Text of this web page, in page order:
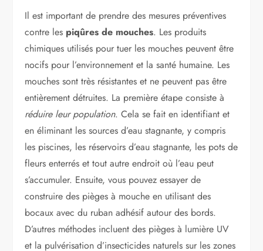
Il est important de prendre des mesures préventives
contre les piqûres de mouches. Les produits
chimiques utilisés pour tuer les mouches peuvent être
nocifs pour l’environnement et la santé humaine. Les
mouches sont très résistantes et ne peuvent pas être
entièrement détruites. La première étape consiste à
réduire leur population. Cela se fait en identifiant et
en éliminant les sources d’eau stagnante, y compris
les piscines, les réservoirs d’eau stagnante, les pots de
fleurs enterrés et tout autre endroit où l’eau peut
s’accumuler. Ensuite, vous pouvez essayer de
construire des pièges à mouche en utilisant des
bocaux avec du ruban adhésif autour des bords.
D’autres méthodes incluent des pièges à lumière UV
et la pulvérisation d’insecticides naturels sur les zones